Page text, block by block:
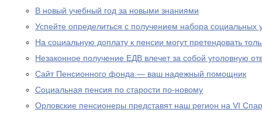
В новый учебный год за новыми знаниями
Успейте определиться с получением набора социальных
На социальную доплату к пенсии могут претендовать
Незаконное получение ЕДВ влечет за собой уголовную
Сайт Пенсионного фонда — ваш надежный помощник
Социальная пенсия по старости по-новому
Орловские пенсионеры представят наш регион на VI